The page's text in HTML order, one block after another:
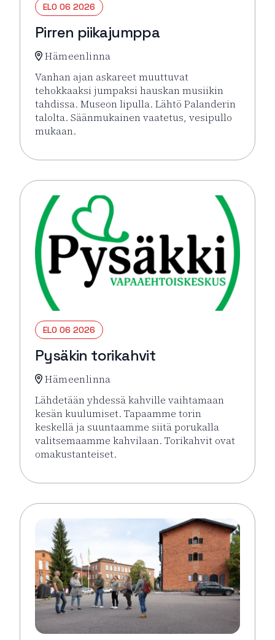
ELO 06 2026
Pirren piikajumppa
Hämeenlinna
Vanhan ajan askareet muuttuvat
tehokkaaksi jumpaksi hauskan musiikin
tahdissa. Museon lipulla. Lähtö Palanderin
talolta. Säänmukainen vaatetus, vesipullo
mukaan.
ELO 06 2026
Pysäkin torikahvit
Hämeenlinna
Lähdetään yhdessä kahville vaihtamaan
kesän kuulumiset. Tapaamme torin
keskellä ja suuntaamme siitä porukalla
valitsemaamme kahvilaan. Torikahvit ovat
omakustanteiset.